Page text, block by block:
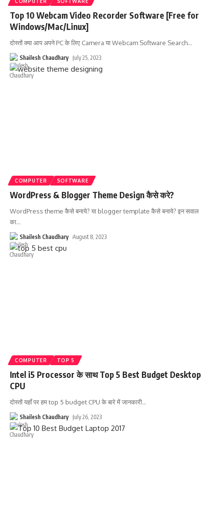
Top 10 Webcam Video Recorder Software [Free for
Windows/Mac/Linux]
दोस्तों क्या आप अपने PC के लिए Camera या Webcam Software Search…
Shailesh Chaudhary July 25, 2023
COMPUTER SOFTWARE
WordPress & Blogger Theme Design कैसे करे?
WordPress theme कैसे बनाये? या blogger template कैसे बनाये? इन सवाल
का…
Shailesh Chaudhary August 8, 2023
COMPUTER TOP 5
Intel i5 Processor के साथ Top 5 Best Budget Desktop
CPU
दोस्तों यहाँ पर हम top 5 budget CPU के बारे में जानकारी…
Shailesh Chaudhary July 26, 2023